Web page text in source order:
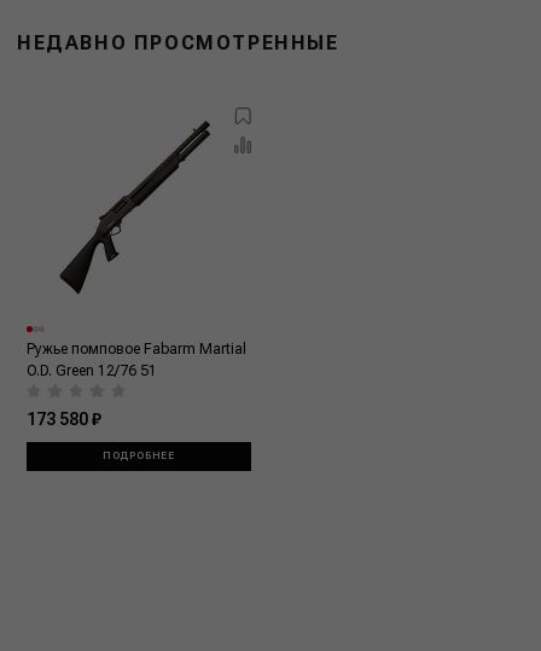
НЕДАВНО ПРОСМОТРЕННЫЕ
Ружье помповое Fabarm Martial
O.D. Green 12/76 51
173 580 ₽
ПОДРОБНЕЕ